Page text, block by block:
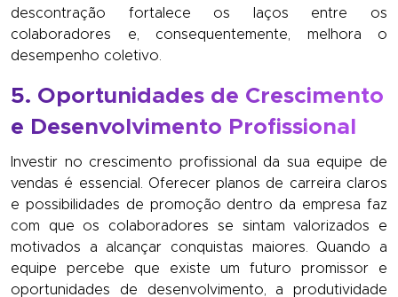
descontração fortalece os laços entre os
colaboradores e, consequentemente, melhora o
desempenho coletivo.
5. Oportunidades de Crescimento
e Desenvolvimento Profissional
Investir no crescimento profissional da sua equipe de
vendas é essencial. Oferecer planos de carreira claros
e possibilidades de promoção dentro da empresa faz
com que os colaboradores se sintam valorizados e
motivados a alcançar conquistas maiores. Quando a
equipe percebe que existe um futuro promissor e
oportunidades de desenvolvimento, a produtividade